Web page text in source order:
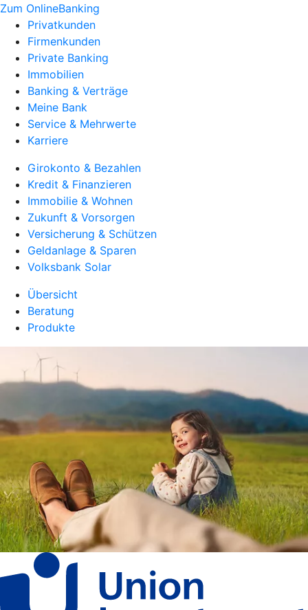
Zum OnlineBanking
Privatkunden
Firmenkunden
Private Banking
Immobilien
Banking & Verträge
Meine Bank
Service & Mehrwerte
Karriere
Girokonto & Bezahlen
Kredit & Finanzieren
Immobilie & Wohnen
Zukunft & Vorsorgen
Versicherung & Schützen
Geldanlage & Sparen
Volksbank Solar
Übersicht
Beratung
Produkte